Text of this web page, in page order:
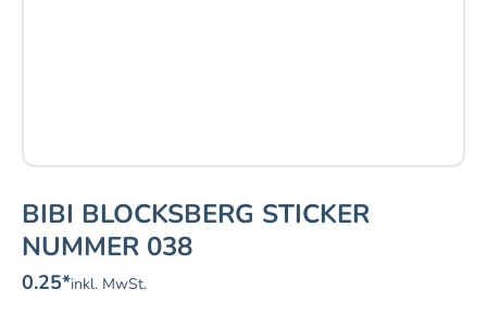
BIBI BLOCKSBERG STICKER
NUMMER 038
0.25*inkl. MwSt.